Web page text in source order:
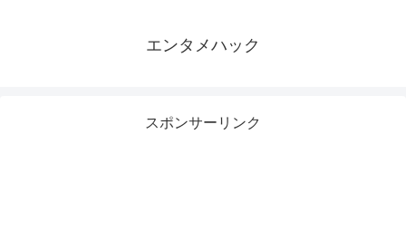
エンタメハック
スポンサーリンク